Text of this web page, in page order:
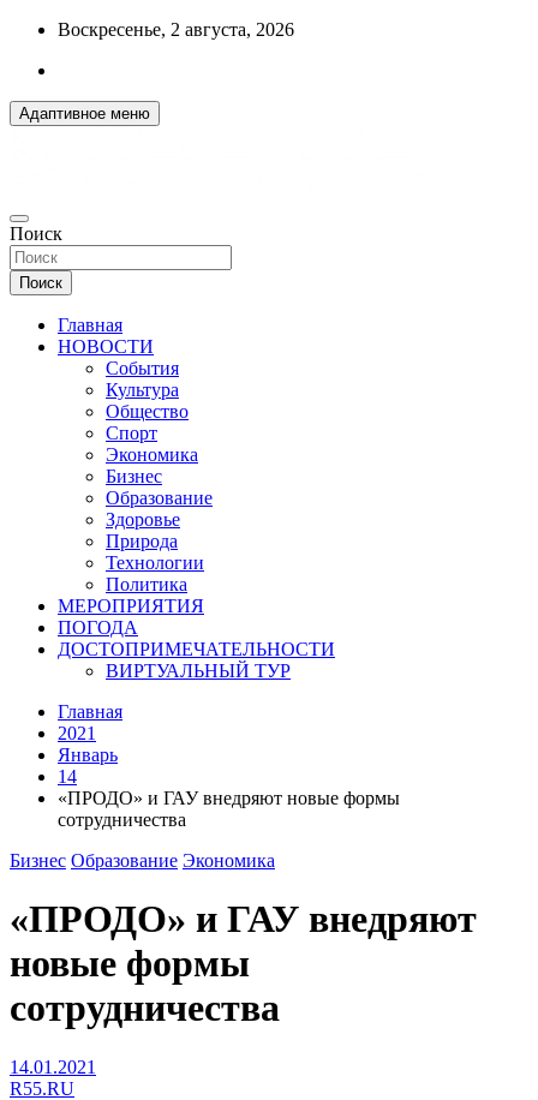
Перейти
содержимому
Воскресенье, 2 августа, 2026
Адаптивное меню
R55.RU
ДОБРЫЕ ВЕСТИ ИЗ ОМСКА
Поиск
Поиск
Главная
НОВОСТИ
События
Культура
Общество
Спорт
Экономика
Бизнес
Образование
Здоровье
Природа
Технологии
Политика
МЕРОПРИЯТИЯ
ПОГОДА
ДОСТОПРИМЕЧАТЕЛЬНОСТИ
ВИРТУАЛЬНЫЙ ТУР
Главная
2021
Январь
14
«ПРОДО» и ГАУ внедряют новые формы
сотрудничества
Бизнес Образование Экономика
«ПРОДО» и ГАУ внедряют
новые формы
сотрудничества
14.01.2021
R55.RU